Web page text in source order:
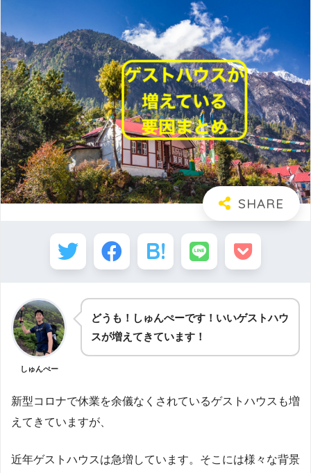
しゅんぺー
どうも！しゅんぺーです！いいゲストハウ
スが増えてきています！
新型コロナで休業を余儀なくされているゲストハウスも増
えてきていますが、
近年ゲストハウスは急増しています。そこには様々な背景